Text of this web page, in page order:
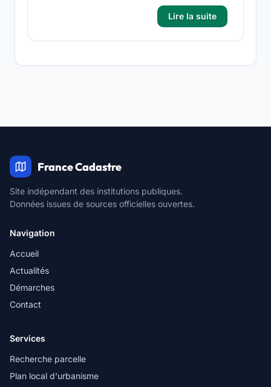
Lire la suite
France Cadastre
Site indépendant des institutions publiques.
Données issues de sources officielles ouvertes.
Navigation
Accueil
Actualités
Démarches
Contact
Services
Recherche parcelle
Plan local d'urbanisme